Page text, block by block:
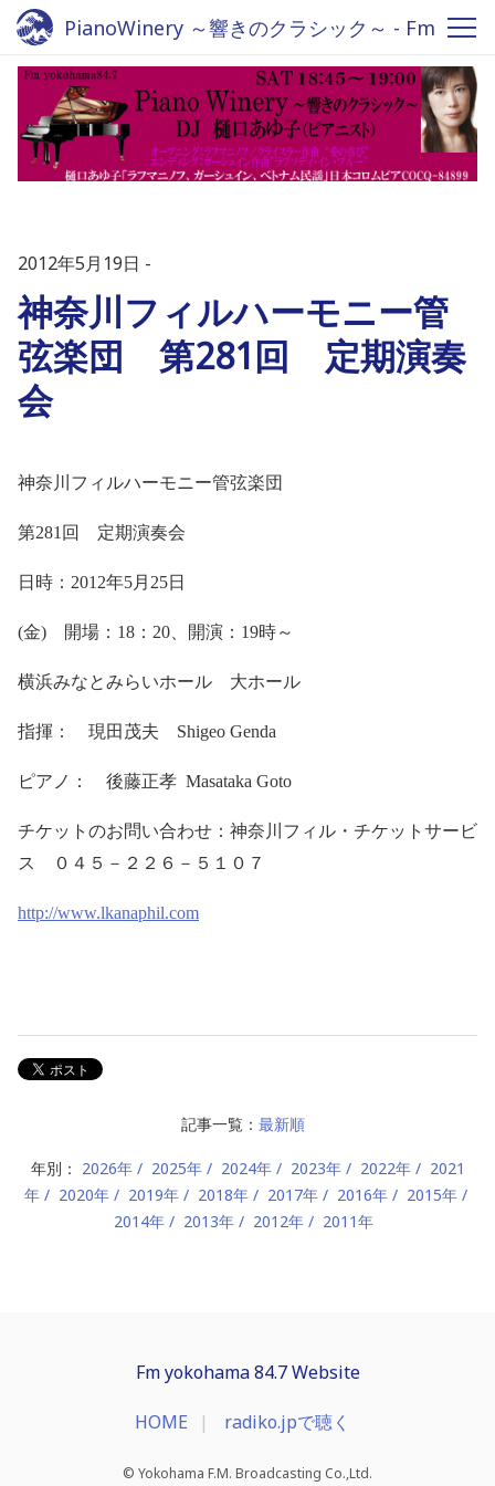
PianoWinery ～響きのクラシック～ - Fm
yokohama 84.7
2012年5月19日
神奈川フィルハーモニー管
弦楽団 第281回 定期演奏
会
神奈川フィルハーモニー管弦楽団
第281 回 定期演奏会
日時： 2012年5月 25日
(金) 開場： 18 ： 20 、開演： 19時～
横浜みなとみらいホール 大ホール
指揮： 現田茂夫 Shigeo Genda
ピアノ： 後藤正孝 Masataka Goto
チケットのお問い合わせ：神奈川フィル・チケットサービ
ス ０４５－２２６－５１０７
http://www.lkanaphil.com
記事一覧： 最新順
年別： 2026年 2025年 2024年 2023年 2022年
2021
年
2020年 2019年 2018年 2017年 2016年
2015年
2014年
2013年 2012年 2011年
Fm yokohama 84.7 Website
HOME radiko.jpで聴く
© Yokohama F.M. Broadcasting Co.,Ltd.